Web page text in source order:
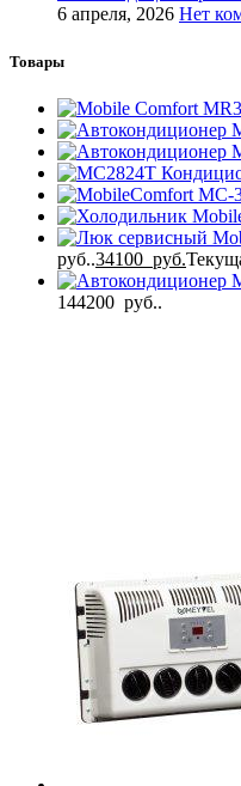
6 апреля, 2026 Нет
Товары
руб..34100 руб.
144200 руб..